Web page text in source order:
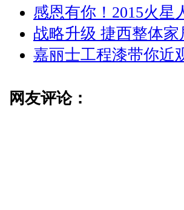
感恩有你！2015火星
战略升级 捷西整体
嘉丽士工程漆带你近
网友评论：